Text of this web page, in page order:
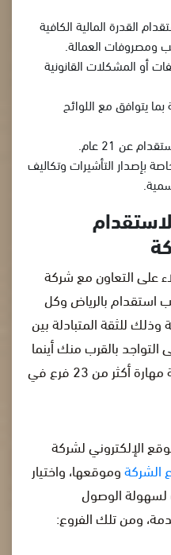
القدرة المالية الكافية
ومصروفات العمالة.
أو المشكلات القانونية
يتوافق مع اللوائح
عن 21 عام.
بإصدار التأشيرات وتكاليف
على التعاون مع شركة
استقدام بالرياض وكل
وذلك للثقة المتبادلة بين
بالقرب منك أينما
كنت في المملكة تمتلك شركة مهارة أكثر من 23 فرع في
الإلكتروني لشركة
الشركةوموقعها، واختيار
الوصول
ومن تلك الفروع: